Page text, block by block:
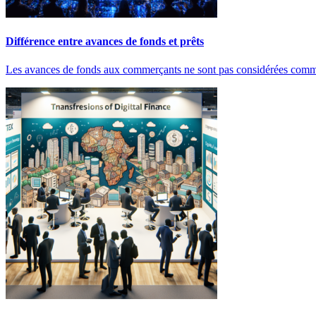
Différence entre avances de fonds et prêts
Les avances de fonds aux commerçants ne sont pas considérées